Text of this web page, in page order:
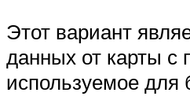
Этот вариант
данных от карты с
используемое для